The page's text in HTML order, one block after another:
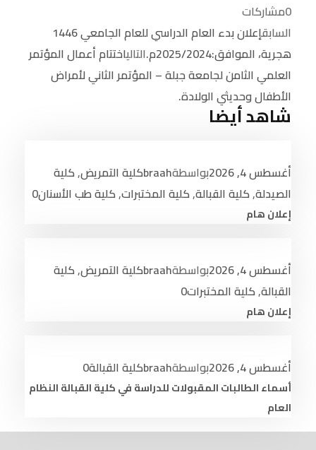
0مشاركات
السابق
إعلان بدء العام الدراسي للعام الجامعي 1446
هجرية، الموافق:2025/2024م.
التالياختتام أعمال المؤتمر
العلمي الثامن لجامعة جبلة – المؤتمر الثاني لأمراض
الأطفال وحديثي الولادة.
شاهد أيضا
أغسطس 4, 2026 بواسطةbraahكلية التمريض,كلية
الصيدلة,كلية القبالة,كلية المختبرات,كلية طب الأسنان0
إعلان هام
أغسطس 4, 2026 بواسطةbraahكلية التمريض,كلية
القبالة,كلية المختبرات0
إعلان هام
أغسطس 4, 2026 بواسطةbraahكلية القبالة0
أسماء الطالبات المقبولات للدراسة في كلية القبالة النظام
العام